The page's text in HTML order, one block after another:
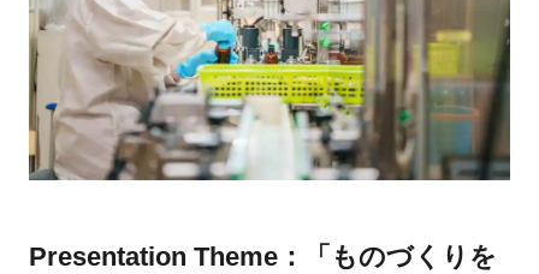
Presentation Theme：「ものづくりを